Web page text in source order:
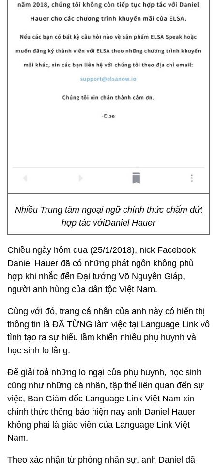
Nhiều Trung tâm ngoại ngữ chính thức chấm dứt
hợp tác vớiDaniel Hauer
Chiều ngày hôm qua (25/1/2018), nick Facebook
Daniel Hauer đã có những phát ngôn không phù
hợp khi nhắc đến Đại tướng Võ Nguyên Giáp,
người anh hùng của dân tộc Việt Nam.
Cùng với đó, trang cá nhân của anh này có hiển thị
thông tin là ĐÃ TỪNG làm việc tại Language Link vô
tình tạo ra sự hiểu lầm khiến nhiều phụ huynh và
học sinh lo lắng.
Để giải toả những lo ngại của phụ huynh, học sinh
cũng như những cá nhân, tập thể liên quan đến sự
việc, Ban Giám đốc Language Link Việt Nam xin
chính thức thông báo hiện nay anh Daniel Hauer
không phải là giáo viên của Language Link Việt
Nam.
Theo xác nhận từ phòng nhân sự, anh Daniel đã